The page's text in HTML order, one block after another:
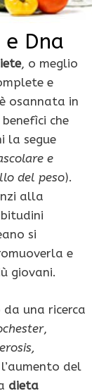
Dna
, o meglio
e
è osannata in
che
la segue
e
del peso).
alla
si
e
giovani.
una ricerca
,
l’aumento del
dieta